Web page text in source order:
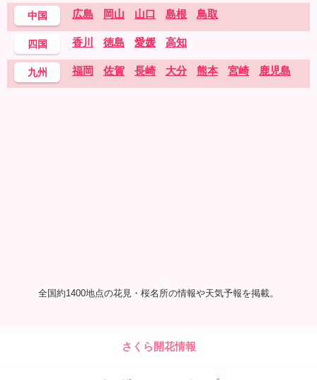
中国 広島 岡山 山口 島根 鳥取
四国 香川 徳島 愛媛 高知
九州 福岡 佐賀 長崎 大分 熊本 宮崎 鹿児島
全国約1400地点の花見・桜名所の情報や天気予報を掲載。
さくら開花情報